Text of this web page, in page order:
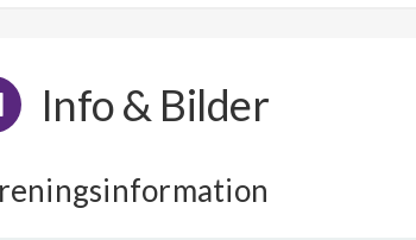
Info & Bilder